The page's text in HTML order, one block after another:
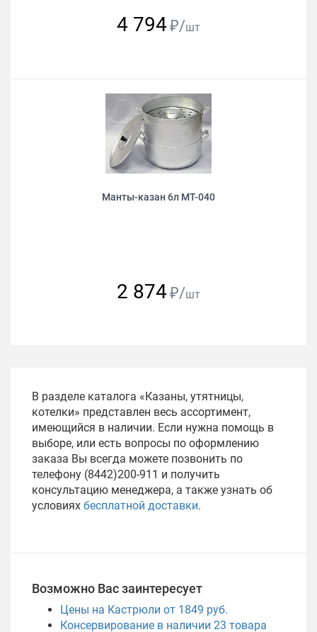
4 794₽/шт
Манты-казан 6л МТ-040
2 874₽/шт
В разделе каталога «Казаны, утятницы,
котелки» представлен весь ассортимент,
имеющийся в наличии. Если нужна помощь в
выборе, или есть вопросы по оформлению
заказа Вы всегда можете позвонить по
телефону (8442)200-911 и получить
консультацию менеджера, а также узнать об
условиях бесплатной доставки.
Возможно Вас заинтересует
Цены на Кастрюли от 1849 руб.
Консервирование в наличии 23 товара